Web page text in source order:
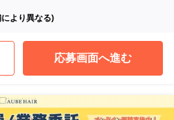
より異なる)
応募画面へ進む